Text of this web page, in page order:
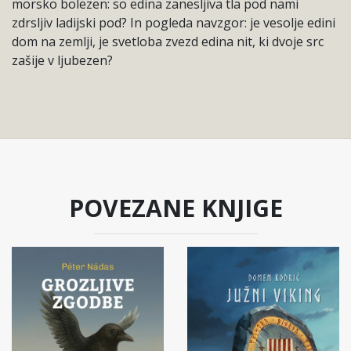
morsko bolezen: so edina zanesljiva tla pod nami
zdrsljiv ladijski pod? In pogleda navzgor: je vesolje edini
dom na zemlji, je svetloba zvezd edina nit, ki dvoje src
zašije v ljubezen?
POVEZANE KNJIGE